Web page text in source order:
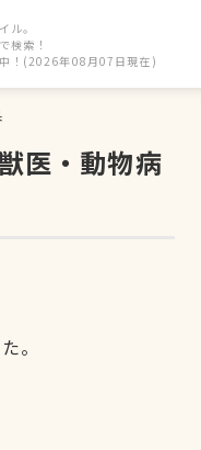
ル。
検索！
！(2026年08月07日現在)
医・動物病
。